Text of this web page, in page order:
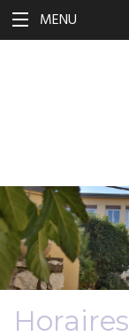
MENU
Horaires